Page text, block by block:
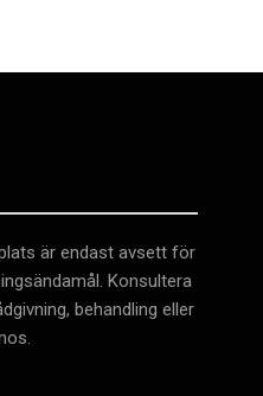
är endast avsett för
Konsultera
behandling eller